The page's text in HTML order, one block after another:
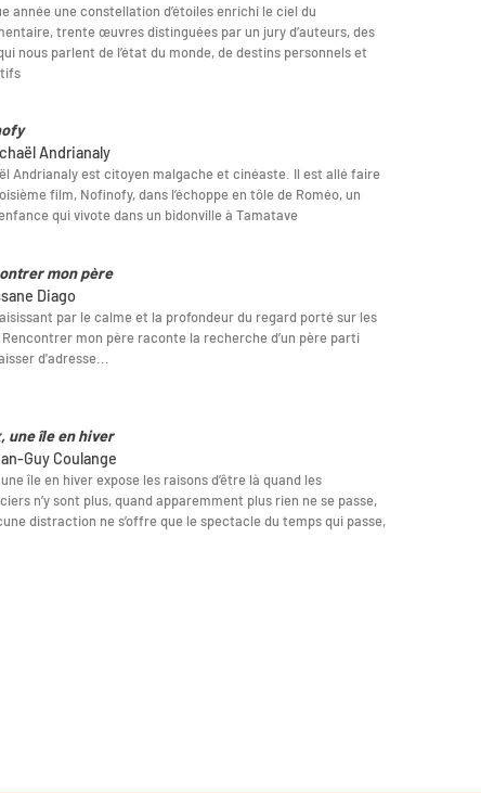
année une constellation d’étoiles enrichi le ciel du
trente œuvres distinguées par un jury d’auteurs, des
nous parlent de l’état du monde, de destins personnels et
Andrianaly
Andrianaly est citoyen malgache et cinéaste. Il est allé faire
film, Nofinofy, dans l’échoppe en tôle de Roméo, un
qui vivote dans un bidonville à Tamatave
mon père
Diago
par le calme et la profondeur du regard porté sur les
mon père raconte la recherche d’un père parti
d'adresse...
une île en hiver
Guy Coulange
île en hiver expose les raisons d’être là quand les
n’y sont plus, quand apparemment plus rien ne se passe,
distraction ne s’offre que le spectacle du temps qui passe,